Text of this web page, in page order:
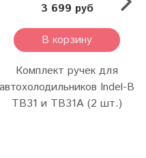
3 699 руб
В корзину
Комплект ручек для
автохолодильников Indel-B
TB31 и TB31A (2 шт.)